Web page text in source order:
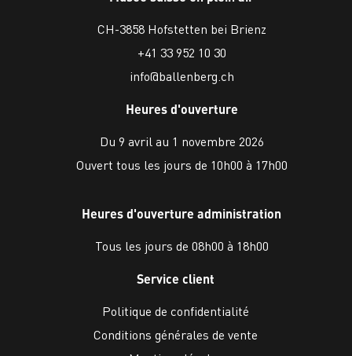
CH-3858 Hofstetten bei Brienz
+41 33 952 10 30
info@ballenberg.ch
Heures d'ouverture
Du 9 avril au 1 novembre 2026
Ouvert tous les jours de 10h00 à 17h00
Heures d'ouverture administration
Tous les jours de 08h00 à 18h00
Service client
Politique de confidentialité
Conditions générales de vente